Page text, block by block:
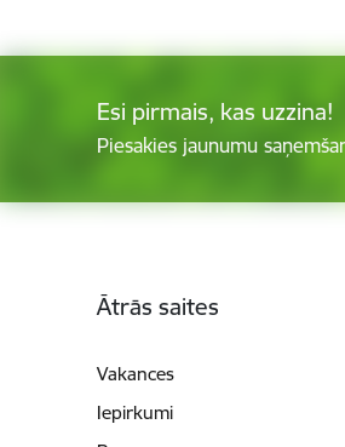
Esi pirmais, kas uzzina!
Piesakies jaunumu
Ātrās saites
Vakances
Iepirkumi